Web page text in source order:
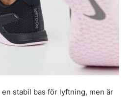
stabil bas för lyftning, men är